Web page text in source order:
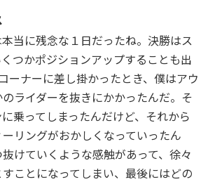
本当に残念な１日だったね。決勝はス
つかポジションアップすることも出
ーナーに差し掛かったとき、僕はアウ
ライダーを抜きにかかったんだ。そ
乗ってしまったんだけど、それから
リングがおかしくなっていったん
けていくような感触があって、徐々
ことになってしまい、最後にはどの